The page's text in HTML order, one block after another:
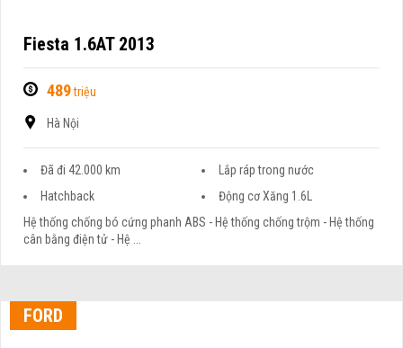
Fiesta 1.6AT 2013
489triệu
Hà Nội
Đã đi 42.000 km
Lắp ráp trong nước
Hatchback
Động cơ Xăng 1.6L
Hệ thống chống bó cứng phanh ABS - Hệ thống chống trộm - Hệ thống
cân bằng điện tử - Hệ ...
FORD